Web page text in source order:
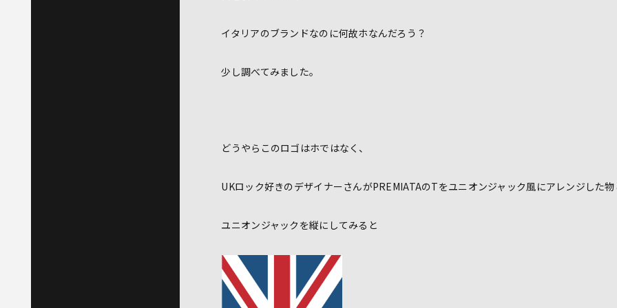
イタリアのブランドなのに何故ホなんだろう？
少し調べてみました。
どうやらこのロゴはホではなく、
UKロック好きのデザイナーさんがPREMIATAのTをユニオンジャック風にアレンジした物
ユニオンジャックを縦にしてみると